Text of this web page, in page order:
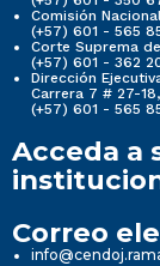
Comisión
(+57) 601 - 565
Corte Suprema
(+57) 601 - 362
Dirección
Carrera 7 # 27-
(+57) 601 - 565
Acceda a
Correo